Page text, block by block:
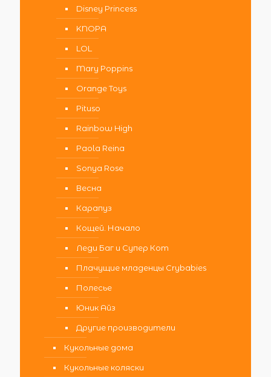
Disney Princess
KNOPA
LOL
Mary Poppins
Orange Toys
Pituso
Rainbow High
Paola Reina
Sonya Rose
Весна
Карапуз
Кощей. Начало
Леди Баг и Супер Кот
Плачущие младенцы Crybabies
Полесье
Юник Айз
Другие производители
Кукольные дома
Кукольные коляски